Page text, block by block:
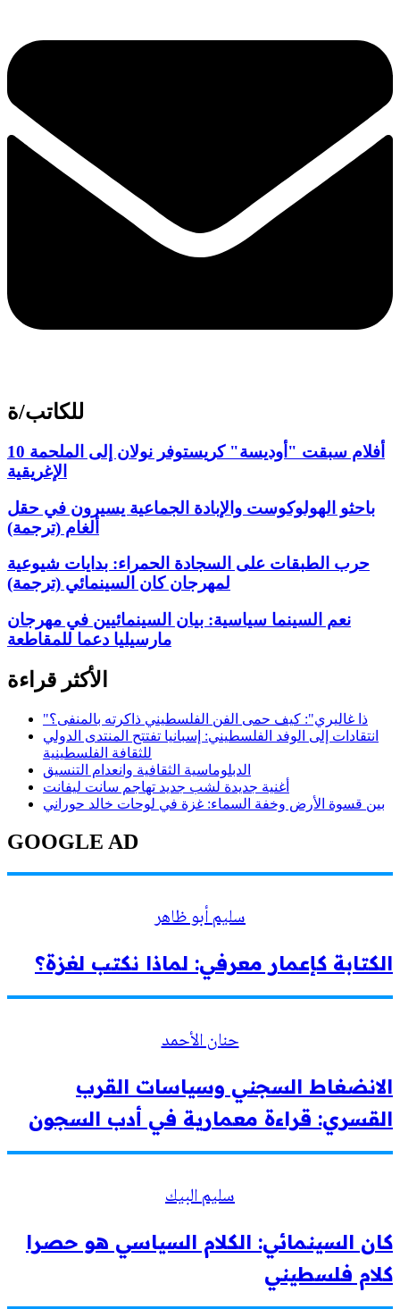
للكاتب/ة
10 أفلام سبقت "أوديسة" كريستوفر نولان إلى الملحمة
الإغريقية
باحثو الهولوكوست والإبادة الجماعية يسيرون في حقل
ألغام (ترجمة)
حرب الطبقات على السجادة الحمراء: بدايات شيوعية
لمهرجان كان السينمائي (ترجمة)
نعم السينما سياسية: بيان السينمائيين في مهرجان
مارسيليا دعما للمقاطعة
الأكثر قراءة
"ذا غاليري": كيف حمى الفن الفلسطيني ذاكرته بالمنفى؟
انتقادات إلى الوفد الفلسطيني: إسبانيا تفتتح المنتدى الدولي
للثقافة الفلسطينية
الدبلوماسية الثقافية وانعدام التنسيق
أغنية جديدة لشب جديد تهاجم سانت ليفانت
بين قسوة الأرض وخفة السماء: غزة في لوحات خالد حوراني
GOOGLE AD
سليم أبو ظاهر
الكتابة كإعمار معرفي: لماذا نكتب لغزة؟
حنان الأحمد
الانضغاط السجني وسياسات القرب
القسري: قراءة معمارية في أدب السجون
سليم البيك
كان السينمائي: الكلام السياسي هو حصرا
كلام فلسطيني